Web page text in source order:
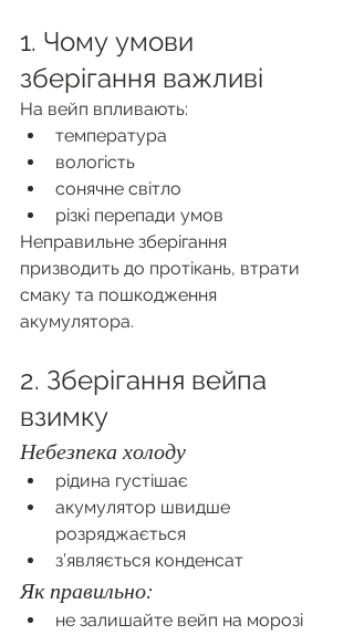
1. Чому умови
зберігання важливі
На вейп впливають:
температура
вологість
сонячне світло
різкі перепади умов
Неправильне зберігання
призводить до протікань, втрати
смаку та пошкодження
акумулятора.
2. Зберігання вейпа
взимку
Небезпека холоду
рідина густішає
акумулятор швидше
розряджається
з’являється конденсат
Як правильно:
не залишайте вейп на морозі